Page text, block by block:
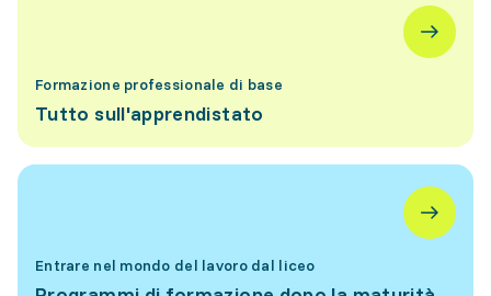
Formazione professionale di base
Tutto sull'apprendistato
Entrare nel mondo del lavoro dal liceo